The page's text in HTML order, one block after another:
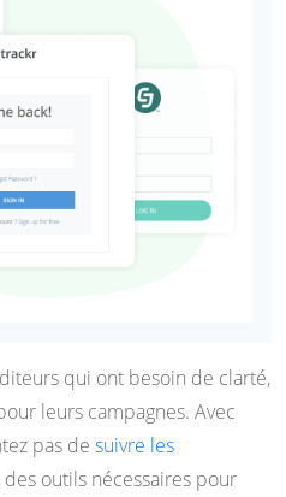
qui ont besoin de clarté,
leurs campagnes. Avec
pas de suivre les
des outils nécessaires pour